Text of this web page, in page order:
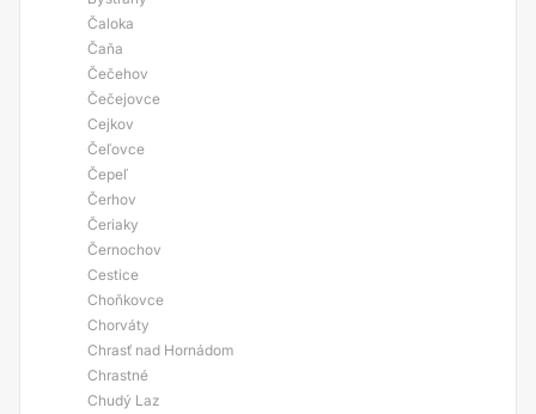
Čaloka
Čaňa
Čečehov
Čečejovce
Cejkov
Čeľovce
Čepeľ
Čerhov
Čeriaky
Černochov
Cestice
Choňkovce
Chorváty
Chrasť nad Hornádom
Chrastné
Chudý Laz